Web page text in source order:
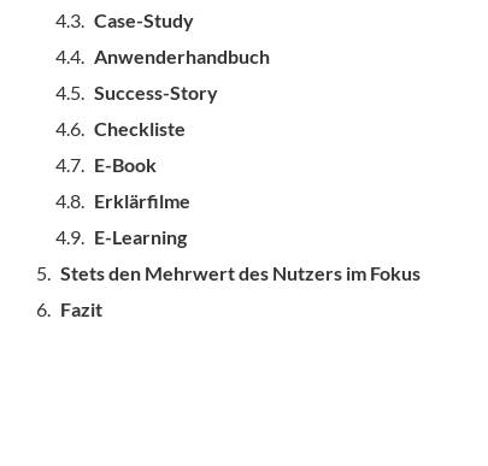
Case-Study
Anwenderhandbuch
Success-Story
Checkliste
E-Book
Erklärfilme
E-Learning
Stets den Mehrwert des Nutzers im Fokus
Fazit